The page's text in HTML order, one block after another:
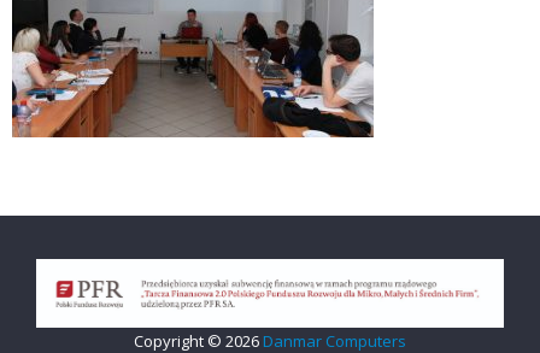
Copyright © 2026 Danmar Computers